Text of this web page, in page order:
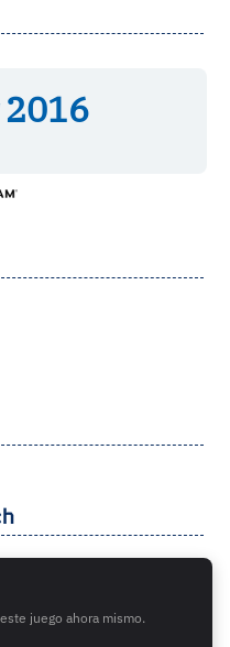
2016
juego ahora mismo.